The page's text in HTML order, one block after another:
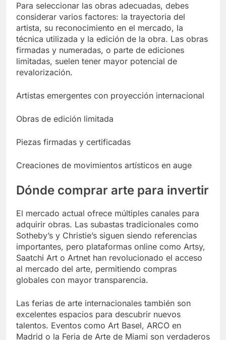
Para seleccionar las obras adecuadas, debes
considerar varios factores: la trayectoria del
artista, su reconocimiento en el mercado, la
técnica utilizada y la edición de la obra. Las obras
firmadas y numeradas, o parte de ediciones
limitadas, suelen tener mayor potencial de
revalorización.
Artistas emergentes con proyección internacional
Obras de edición limitada
Piezas firmadas y certificadas
Creaciones de movimientos artísticos en auge
Dónde comprar arte para invertir
El mercado actual ofrece múltiples canales para
adquirir obras. Las subastas tradicionales como
Sotheby’s y Christie’s siguen siendo referencias
importantes, pero plataformas online como Artsy,
Saatchi Art o Artnet han revolucionado el acceso
al mercado del arte, permitiendo compras
globales con mayor transparencia.
Las ferias de arte internacionales también son
excelentes espacios para descubrir nuevos
talentos. Eventos como Art Basel, ARCO en
Madrid o la Feria de Arte de Miami son verdaderos